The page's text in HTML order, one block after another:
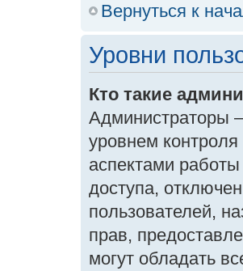
Вернуться к
Уровни
Кто такие
Администраторы
уровнем
аспектами
доступа,
пользователей,
прав,
могут обладать